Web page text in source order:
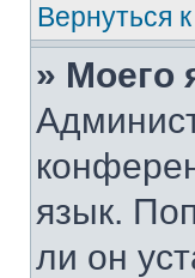
Вернуться
» Моего
язык.
ли он